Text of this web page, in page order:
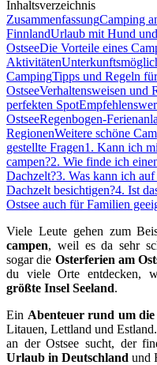
Inhaltsverzeichnis
ZusammenfassungCamping
FinnlandUrlaub mit Hund
OstseeDie Vorteile eines
Aktivitäten
CampingTipps und Regeln
OstseeVerhaltensweisen und
perfekten Spot
OstseeRegenbogen-
RegionenWeitere schöne
gestellte Fragen1. Kann ich
campen?2. Wie finde ich
Dachzelt?3. Was kann ich
Dachzelt besichtigen?4. Ist
Ostsee auch für Familien
Viele Leute gehen zum
campen, weil es da sehr
sogar die Osterferien am
du viele Orte entdecken,
größte Insel Seeland.
Ein Abenteuer rund um die
Litauen, Lettland und
an der Ostsee sucht, der
Urlaub in Deutschland und